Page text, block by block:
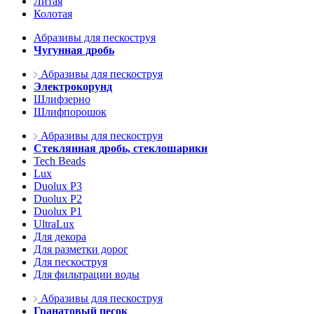
Колотая
Абразивы для пескоструя
Чугунная дробь
Абразивы для пескоструя
Электрокорунд
Шлифзерно
Шлифпорошок
Абразивы для пескоструя
Стеклянная дробь, стеклошарики
Tech Beads
Lux
Duolux P3
Duolux P2
Duolux P1
UltraLux
Для декора
Для разметки дорог
Для пескоструя
Для фильтрации воды
Абразивы для пескоструя
Гранатовый песок